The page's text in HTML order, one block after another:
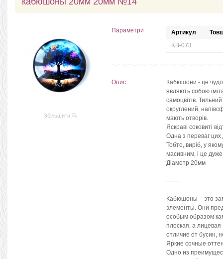
Збільшити
Параметри Артикул
KB-073
Опис
Кабюшони - це
являють собою
самоцвітів.
округлений,
мають отворів.
Яскраві соковиті
Одна з переваг цих
Тобто, виріб, у
масивним, і це
Діаметр 20мм
——-
Кабюшоны – это
элементы. Они
особым образом
плоская, а
отличие от бусин,
Яркие сочные
Одно из